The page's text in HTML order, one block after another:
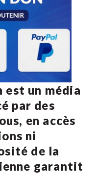
est un média
par des
en accès
ni
de la
garantit